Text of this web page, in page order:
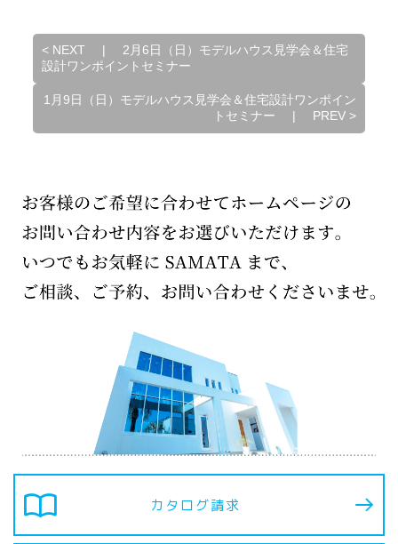
< NEXT |
2月6日（日）モデルハウス見学会＆住宅
設計ワンポイントセミナー
1月9日（日）モデルハウス見学会＆住宅設計ワンポイン
トセミナー
| PREV>
import_contacts カタログ請求